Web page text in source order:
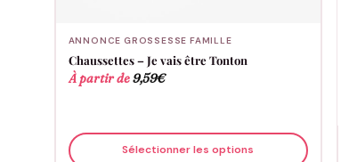
ANNONCE GROSSESSE FAMILLE
Chaussettes – Je vais être Tonton
À partir de9,59€
Sélectionner les options